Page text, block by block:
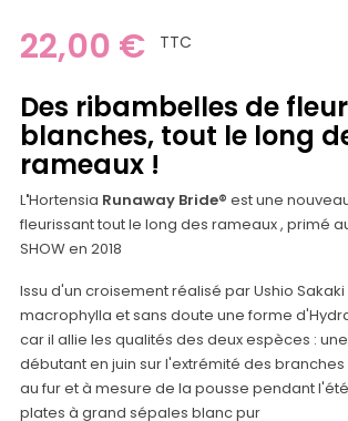
22,00 € TTC
Des ribambelles de
blanches, tout le long
rameaux !
L'Hortensia Runaway Bride® est une
fleurissant tout le long des rameaux , primé au
SHOW en 2018
Issu d'un croisement réalisé par Ushio
macrophylla et sans doute une forme
car il allie les qualités des deux espèces :
débutant en juin sur l'extrémité des
au fur et à mesure de la pousse pendant
plates à grand sépales blanc pur